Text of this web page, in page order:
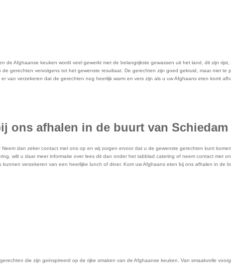
de Afghaanse keuken wordt veel gewerkt met de belangrijkste gewassen uit het land, dit zijn
gerechten vervolgens tot het gewenste resultaat. De gerechten zijn goed gekruid, maar niet
van verzekeren dat de gerechten nog heerlijk warm en vers zijn als u uw Afghaans eten komt
ons afhalen in de buurt van Schiedam
dan zeker contact met ons op en wij zorgen ervoor dat u de gewenste gerechten kunt
wilt u daar meer informatie over lees dit dan onder het tabblad catering of neem contact
verzekeren van een heerlijke lunch of diner. Kom uw Afghaans eten bij ons afhalen in de
die zijn geinspireerd op de rijke smaken van de Afghaanse keuken. Van smaakvolle